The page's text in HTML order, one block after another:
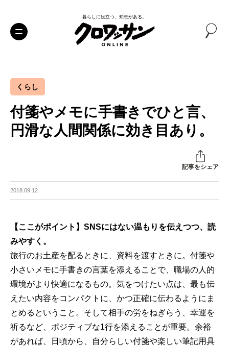
暮らしに役立つ、知恵がある。
くらし
付箋やメモに手書きでひと言、
円滑な人間関係に効き目あり。
記事をシェア
2018.09.12
【ここがポイント】SNSにはない温もりを伝えつつ、読
みやすく。
旅行のお土産を配るときに、資料を渡すときに。付箋や
小さいメモに手書きの言葉を添えることで、職場の人的
環境がより快適になるもの。気をつけたい点は、最も伝
えたい内容をコンパクトに、かつ正確に伝わるようにま
とめるということ。そして相手の労をねぎらう、幸運を
祈るなど、ポジティブな1行を添えることが重要。余裕
があれば、日頃から、自分らしい付箋や楽しい筆記用具